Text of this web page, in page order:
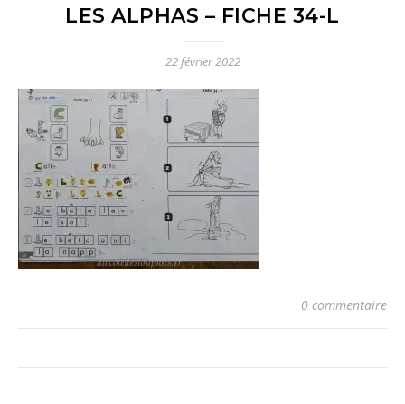
LES ALPHAS – FICHE 34-L
22 février 2022
0 commentaire